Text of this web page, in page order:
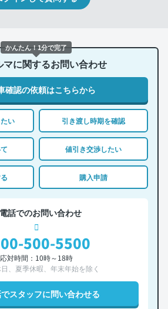
マに関するお問い合わせ
確認の依頼はこちらから
い 引き渡し時期を確認
値引き交渉したい
購入申請
話でのお問い合わせ
500-5500
応対時間：10時～18時
、夏季休暇、年末年始を除く
スタッフに問い合わせる
かんたん！1分で完了